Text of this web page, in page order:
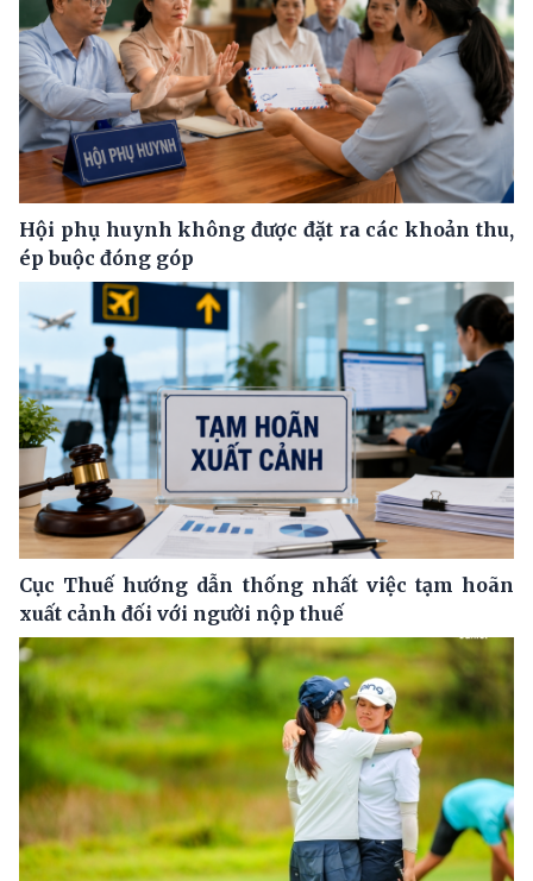
Hội phụ huynh không được đặt ra các khoản thu,
ép buộc đóng góp
Cục Thuế hướng dẫn thống nhất việc tạm hoãn
xuất cảnh đối với người nộp thuế